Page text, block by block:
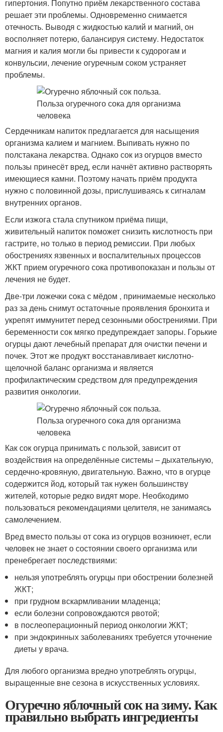
гипертония. Попутно приём лекарственного состава
решает эти проблемы. Одновременно снимается
отечность. Выводя с жидкостью калий и магний, он
восполняет потерю, балансируя систему. Недостаток
магния и калия могли бы привести к судорогам и
конвульсии, лечение огуречным соком устраняет
проблемы.
Сердечникам напиток предлагается для насыщения
организма калием и магнием. Выпивать нужно по
полстакана лекарства. Однако сок из огурцов вместо
пользы принесёт вред, если начнёт активно растворять
имеющиеся камни. Поэтому начать приём продукта
нужно с половинной дозы, прислушиваясь к сигналам
внутренних органов.
Если изжога стала спутником приёма пищи,
живительный напиток поможет снизить кислотность при
гастрите, но только в период ремиссии. При любых
обострениях язвенных и воспалительных процессов
ЖКТ прием огуречного сока противопоказан и пользы от
лечения не будет.
Две-три ложечки сока с мёдом , принимаемые несколько
раз за день снимут остаточные проявления бронхита и
укрепят иммунитет перед сезонными обострениями. При
беременности сок мягко предупреждает запоры. Горькие
огурцы дают лечебный препарат для очистки печени и
почек. Этот же продукт восстанавливает кислотно-
щелочной баланс организма и является
профилактическим средством для предупреждения
развития онкологии.
Как сок огурца принимать с пользой, зависит от
воздействия на определённые системы – дыхательную,
сердечно-кровяную, двигательную. Важно, что в огурце
содержится йод, который так нужен большинству
жителей, которые редко видят море. Необходимо
пользоваться рекомендациями целителя, не занимаясь
самолечением.
Вред вместо пользы от сока из огурцов возникнет, если
человек не знает о состоянии своего организма или
пренебрегает последствиями:
нельзя употреблять огурцы при обострении болезней
ЖКТ;
при грудном вскармливании младенца;
если болезни сопровождаются рвотой;
в послеоперационный период онкологии ЖКТ;
при эндокринных заболеваниях требуется уточнение
диеты у врача.
Для любого организма вредно употреблять огурцы,
выращенные вне сезона в искусственных условиях.
Огуречно яблочный сок на зиму. Как
правильно выбрать ингредиенты